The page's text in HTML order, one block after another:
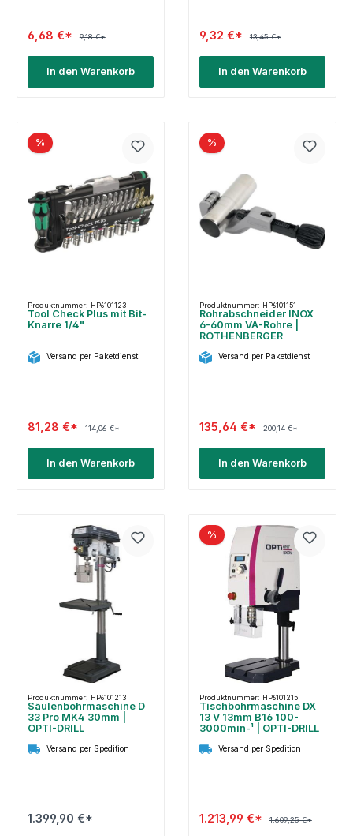
6,68 €* 9,18 €*
In den Warenkorb
9,32 €* 13,45 €*
In den Warenkorb
%
Produktnummer: HP6101123
Tool Check Plus mit Bit-
Knarre 1/4"
Versand per Paketdienst
81,28 €* 114,06 €*
In den Warenkorb
%
Produktnummer: HP6101151
Rohrabschneider INOX
6-60mm VA-Rohre |
ROTHENBERGER
Versand per Paketdienst
135,64 €* 200,14 €*
In den Warenkorb
Produktnummer: HP6101213
Säulenbohrmaschine D
33 Pro MK4 30mm |
OPTI-DRILL
Versand per Spedition
1.399,90 €*
%
Produktnummer: HP6101215
Tischbohrmaschine DX
13 V 13mm B16 100-
3000min-¹ | OPTI-DRILL
Versand per Spedition
1.213,99 €* 1.609,25 €*